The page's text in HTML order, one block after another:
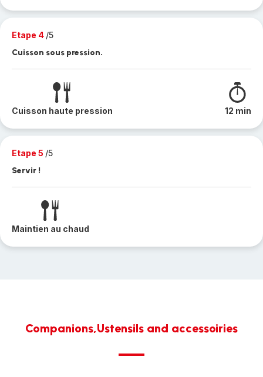
Etape 4 /5
Cuisson sous pression.
Cuisson haute pression 12 min
Etape 5 /5
Servir !
Maintien au chaud
Companions,Ustensils and accessoiries